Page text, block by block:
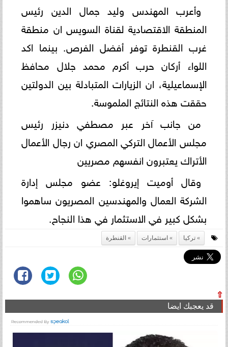
وأعرب المهندس وليد جمال الدين رئيس
المنطقة الاقتصادية لقناة السويس ان منطقة
غرب القنطرة توفر أفضل الفرص. بينما اكد
اللواء أركان حرب أكرم محمد ‏‏جلال محافظ
الإسماعيلية، ان الزيارات المتبادلة بين الدولتين
حققت هذه النتائج الملموسة.
من جانب آخر عبر مصطفي دنيزر رئيس
مجلس الأعمال التركي المصري ان رجال الأعمال
الأتراك يعتبرون انفسهم مصريين
وقال أوميت إيروغلو: عضو مجلس إدارة
الشركة العمال والمهندسين المصريون ساهموا
بشكل كبير في الاستثمار في هذا النجاح.
تركيا استثمارات القنطرة
⇧
قد يعجبك ايضا